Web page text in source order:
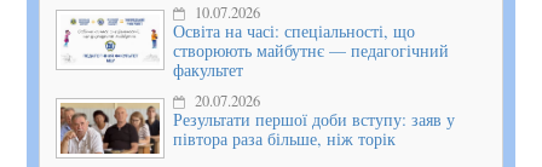
10.07.2026
Освіта на часі: спеціальності, що
створюють майбутнє — педагогічний
факультет
20.07.2026
Результати першої доби вступу: заяв у
півтора раза більше, ніж торік